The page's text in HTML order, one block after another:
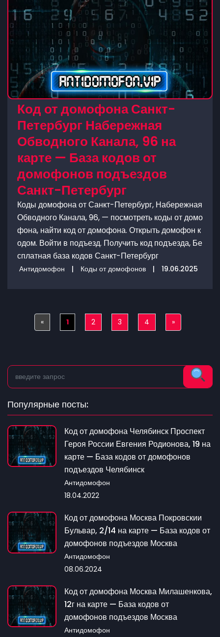
Код от домофона Санкт-
Петербург Набережная
Обводного Канала, 96 на
карте — База кодов от
домофонов подъездов
Санкт-Петербург
Коды домофона от Санкт-Петербург, Набережная
Обводного Канала, 96, — посмотреть коды от домо
фона, найти код от домофона. Открыть домофон к
одом. Войти в подъезд. Получить код подъезда, Бе
сплатная база кодов Санкт-Петербург
Антидомофон | Коды от домофонов | 19.06.2025
«Previous
1 2 3 4 »Next
Популярные посты:
Код от домофона Челябинск Проспект
Героя России Евгения Родионова, 19 на
карте — База кодов от домофонов
подъездов Челябинск
Антидомофон
18.04.2022
Код от домофона Москва Покровскии
Бульвар, 2/14 на карте — База кодов от
домофонов подъездов Москва
Антидомофон
08.06.2024
Код от домофона Москва Милашенкова,
12г на карте — База кодов от
домофонов подъездов Москва
Антидомофон